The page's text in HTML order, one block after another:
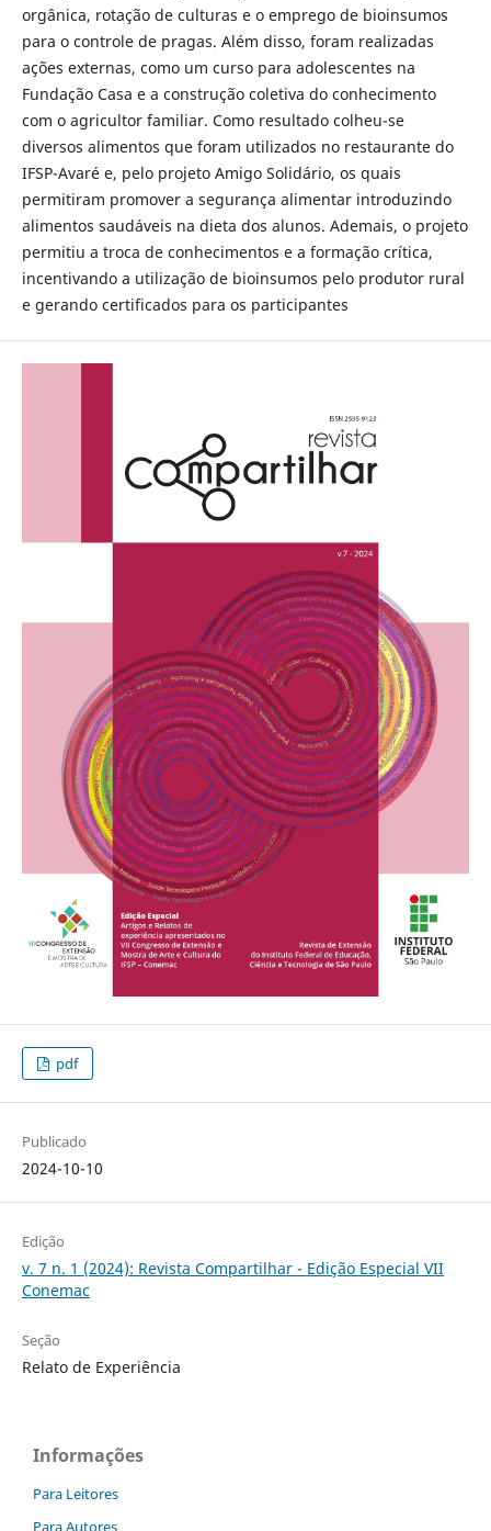
orgânica, rotação de culturas e o emprego de bioinsumos
para o controle de pragas. Além disso, foram realizadas
ações externas, como um curso para adolescentes na
Fundação Casa e a construção coletiva do conhecimento
com o agricultor familiar. Como resultado colheu-se
diversos alimentos que foram utilizados no restaurante do
IFSP-Avaré e, pelo projeto Amigo Solidário, os quais
permitiram promover a segurança alimentar introduzindo
alimentos saudáveis na dieta dos alunos. Ademais, o projeto
permitiu a troca de conhecimentos e a formação crítica,
incentivando a utilização de bioinsumos pelo produtor rural
e gerando certificados para os participantes
pdf
Publicado
2024-10-10
Edição
v. 7 n. 1 (2024): Revista Compartilhar - Edição Especial VII
Conemac
Seção
Relato de Experiência
Informações
Para Leitores
Para Autores